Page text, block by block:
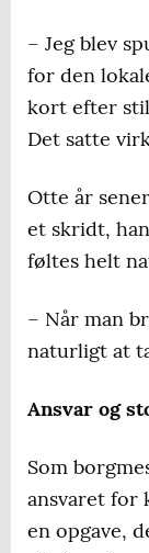
– Jeg blev
for den
kort efter
Det satte
Otte år
et skridt,
føltes helt
– Når man
naturligt at
Ansvar og
Som
ansvaret for
en opgave,